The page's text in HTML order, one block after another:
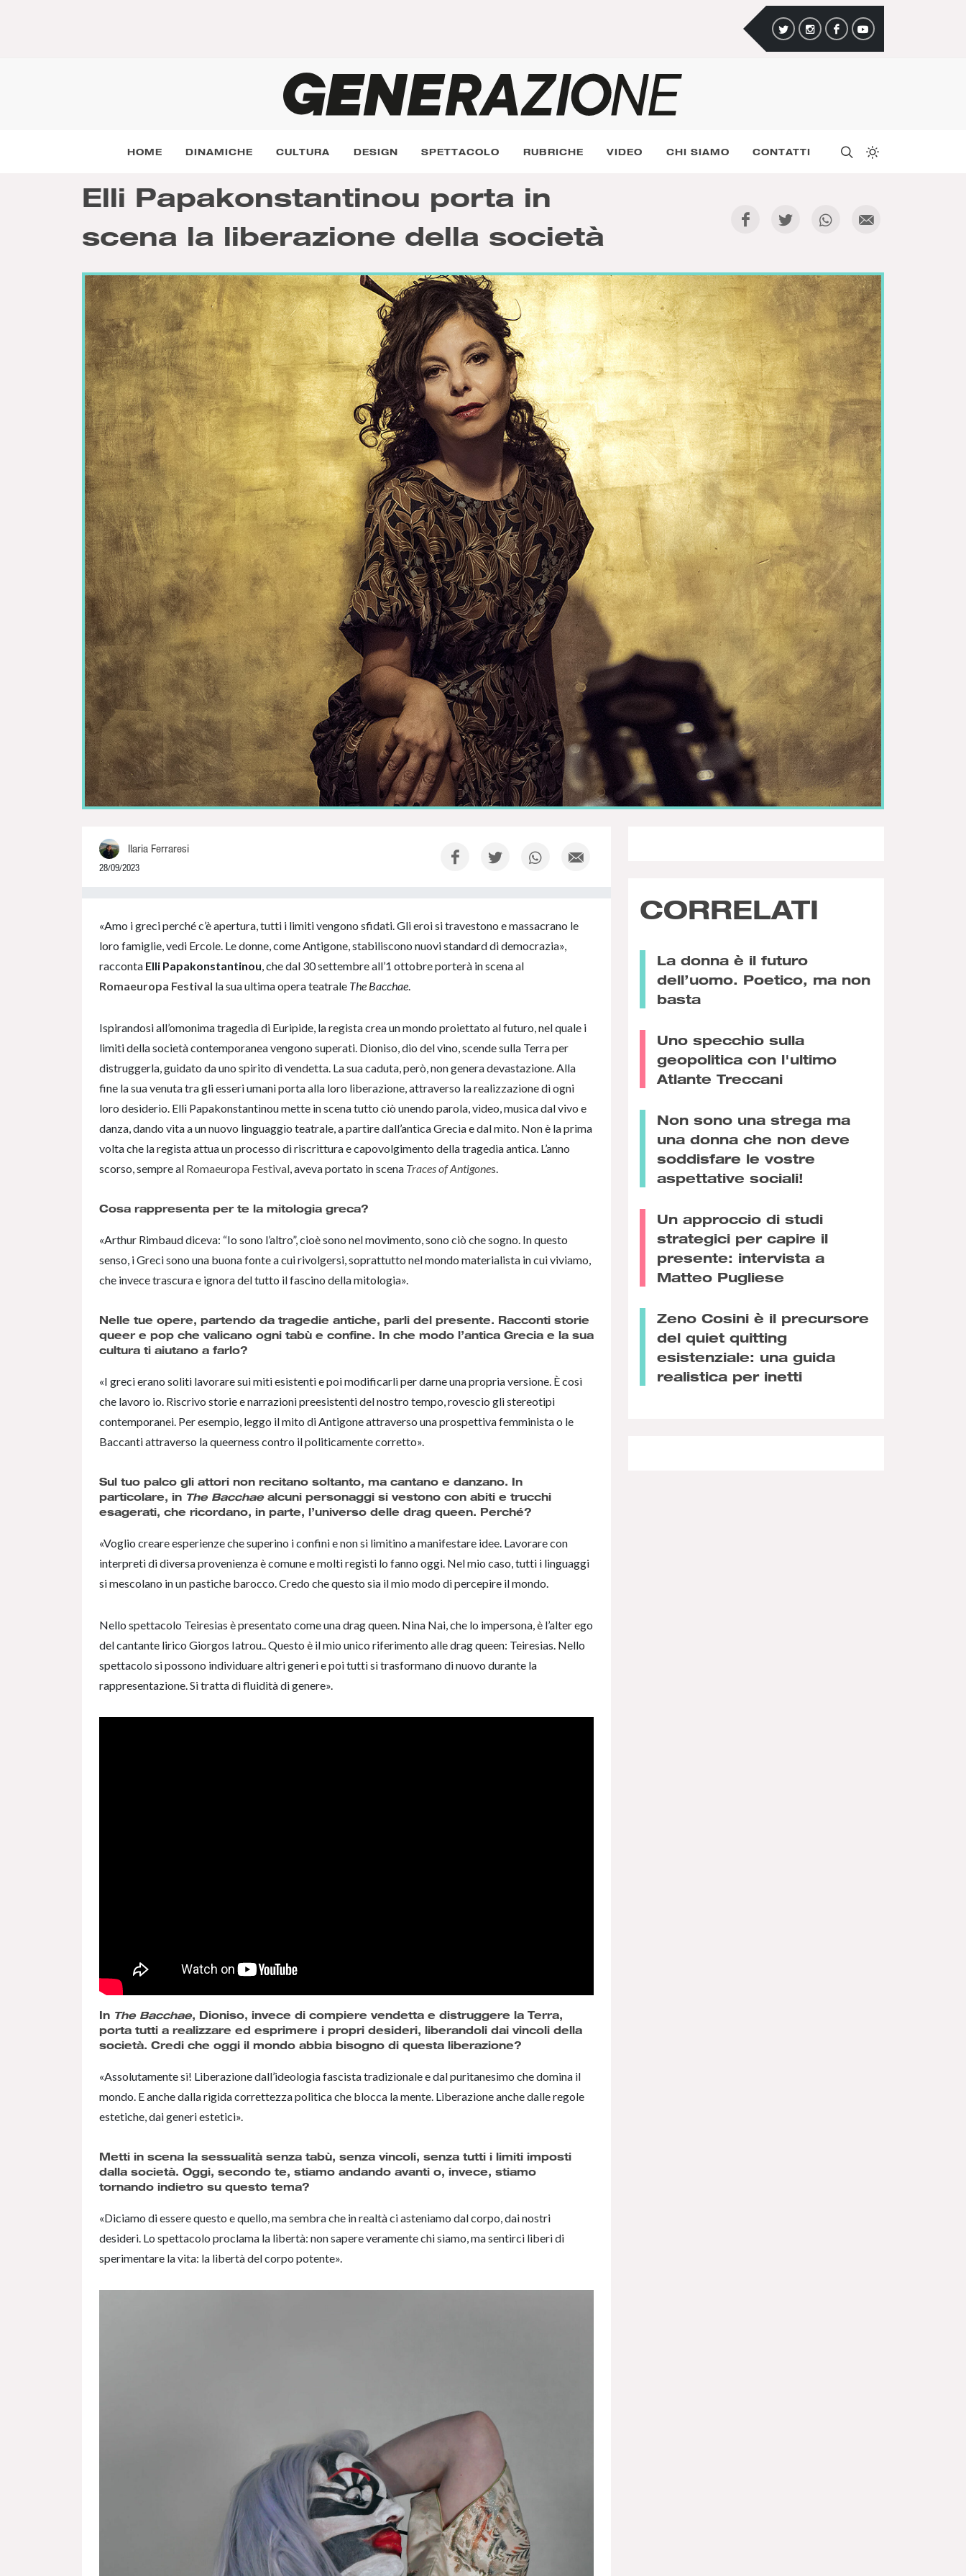
HOME DINAMICHE CULTURA DESIGN SPETTACOLO RUBRICHE VIDEO CHI SIAMO CONTATTI
Elli Papakonstantinou porta in
scena la liberazione della società
Ilaria Ferraresi
28/09/2023
«Amo i greci perché c’è apertura, tutti i limiti vengono sfidati. Gli eroi si travestono e massacrano le
loro famiglie, vedi Ercole. Le donne, come Antigone, stabiliscono nuovi standard di democrazia»,
racconta Elli Papakonstantinou, che dal 30 settembre all’1 ottobre porterà in scena al
Romaeuropa Festival la sua ultima opera teatrale The Bacchae.
Ispirandosi all’omonima tragedia di Euripide, la regista crea un mondo proiettato al futuro, nel quale i
limiti della società contemporanea vengono superati. Dioniso, dio del vino, scende sulla Terra per
distruggerla, guidato da uno spirito di vendetta. La sua caduta, però, non genera devastazione. Alla
fine la sua venuta tra gli esseri umani porta alla loro liberazione, attraverso la realizzazione di ogni
loro desiderio. Elli Papakonstantinou mette in scena tutto ciò unendo parola, video, musica dal vivo e
danza, dando vita a un nuovo linguaggio teatrale, a partire dall’antica Grecia e dal mito. Non è la prima
volta che la regista attua un processo di riscrittura e capovolgimento della tragedia antica. L’anno
scorso, sempre al Romaeuropa Festival, aveva portato in scena Traces ofAntigones.
Cosa rappresenta per te la mitologia greca?
«Arthur Rimbaud diceva: “Io sono l’altro”, cioè sono nel movimento, sono ciò che sogno. In questo
senso, i Greci sono una buona fonte a cui rivolgersi, soprattutto nel mondo materialista in cui viviamo,
che invece trascura e ignora del tutto il fascino della mitologia».
Nelle tue opere, partendo da tragedie antiche, parli del presente. Racconti storie
queer e pop che valicano ogni tabù e confine. In che modo l’antica Grecia e la sua
cultura ti aiutano a farlo?
«I greci erano soliti lavorare sui miti esistenti e poi modificarli per darne una propria versione. È così
che lavoro io. Riscrivo storie e narrazioni preesistenti del nostro tempo, rovescio gli stereotipi
contemporanei. Per esempio, leggo il mito di Antigone attraverso una prospettiva femminista o le
Baccanti attraverso la queerness contro il politicamente corretto».
Sul tuo palco gli attori non recitano soltanto, ma cantano e danzano. In
particolare, in The Bacchae alcuni personaggi si vestono con abiti e trucchi
esagerati, che ricordano, in parte, l’universo delle drag queen. Perché?
«Voglio creare esperienze che superino i confini e non si limitino a manifestare idee. Lavorare con
interpreti di diversa provenienza è comune e molti registi lo fanno oggi. Nel mio caso, tutti i linguaggi
si mescolano in un pastiche barocco. Credo che questo sia il mio modo di percepire il mondo.
Nello spettacolo Teiresias è presentato come una drag queen. Nina Nai, che lo impersona, è l’alter ego
del cantante lirico Giorgos Iatrou.. Questo è il mio unico riferimento alle drag queen: Teiresias. Nello
spettacolo si possono individuare altri generi e poi tutti si trasformano di nuovo durante la
rappresentazione. Si tratta di fluidità di genere».
In The Bacchae, Dioniso, invece di compiere vendetta e distruggere la Terra,
porta tutti a realizzare ed esprimere i propri desideri, liberandoli dai vincoli della
società. Credi che oggi il mondo abbia bisogno di questa liberazione?
«Assolutamente sì! Liberazione dall’ideologia fascista tradizionale e dal puritanesimo che domina il
mondo. E anche dalla rigida correttezza politica che blocca la mente. Liberazione anche dalle regole
estetiche, dai generi estetici».
Metti in scena la sessualità senza tabù, senza vincoli, senza tutti i limiti imposti
dalla società. Oggi, secondo te, stiamo andando avanti o, invece, stiamo
tornando indietro su questo tema?
«Diciamo di essere questo e quello, ma sembra che in realtà ci asteniamo dal corpo, dai nostri
desideri. Lo spettacolo proclama la libertà: non sapere veramente chi siamo, ma sentirci liberi di
sperimentare la vita: la libertà del corpo potente».
CORRELATI
La donna è il futuro
dell’uomo. Poetico, ma non
basta
Uno specchio sulla
geopolitica con l'ultimo
Atlante Treccani
Non sono una strega ma
una donna che non deve
soddisfare le vostre
aspettative sociali!
Un approccio di studi
strategici per capire il
presente: intervista a
Matteo Pugliese
Zeno Cosini è il precursore
del quiet quitting
esistenziale: una guida
realistica per inetti